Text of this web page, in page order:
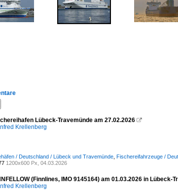
Lübeck-Travemünde am 27.02.2026 
Krellenberg
/ Deutschland / Lübeck und Travemünde Fischereifahrzeuge /
1200x600 Px, 04.03.2026
(Finnlines, IMO 9145164) am 01.03.2026 in Lübeck-
Krellenberg